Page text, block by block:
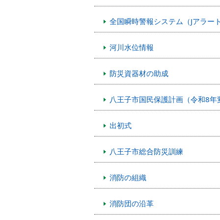
本
し
全国瞬時警報システム（Jアラート
河川水位情報
防災資器材の助成
八王子市国民保護計画（令和8年
出初式
八王子市総合防災訓練
消防の組織
消防団の沿革